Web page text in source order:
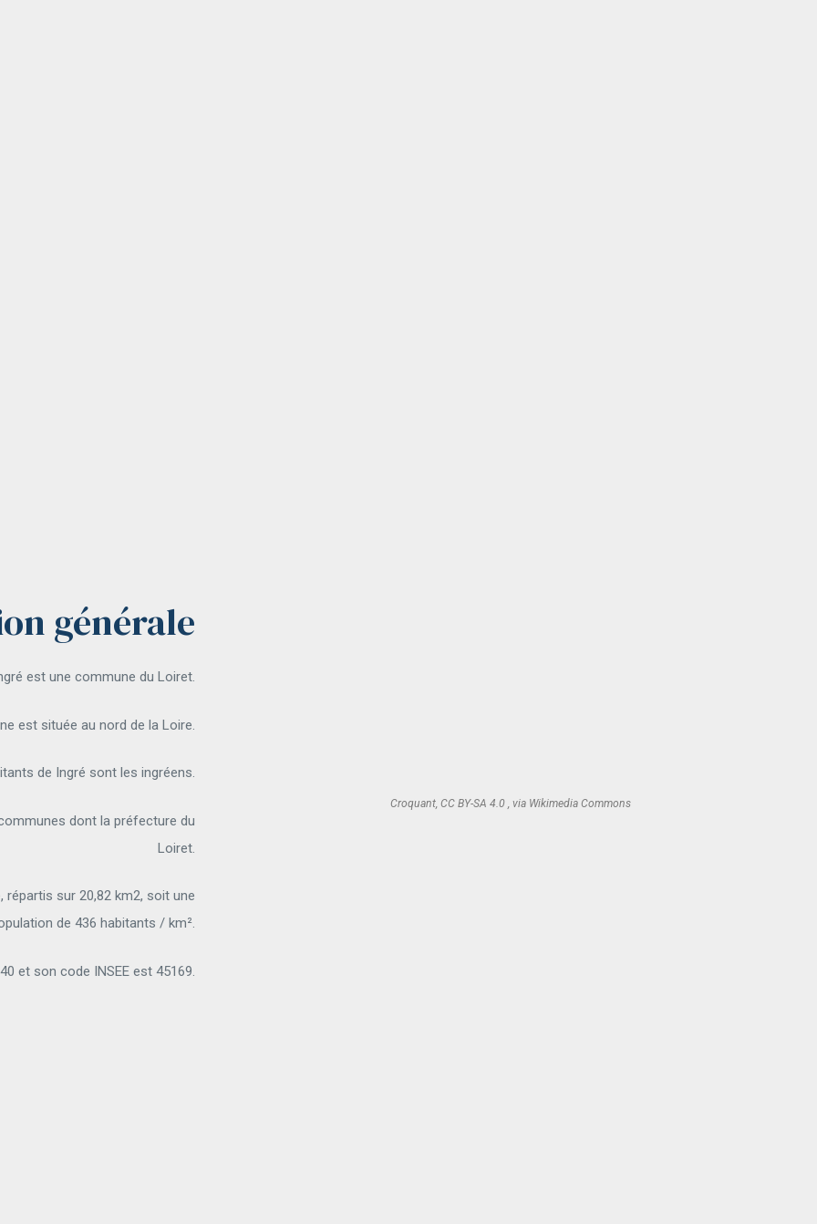
générale
est une commune du Loiret.
est située au nord de la Loire.
de Ingré sont les ingréens.
dont la préfecture du
Loiret.
sur 20,82 km2, soit une
de 436 habitants / km².
et son code INSEE est 45169.
Croquant, CC BY-SA 4.0 , via Wikimedia Commons